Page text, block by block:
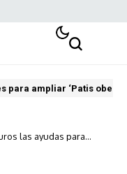
para ampliar ‘Patis
las ayudas para